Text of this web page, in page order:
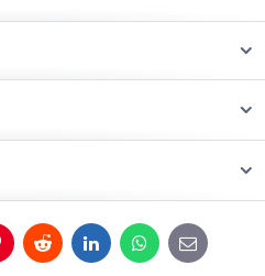
Reddit LinkedInWhatsApp
E-
mail